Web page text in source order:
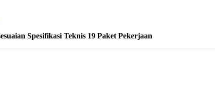
Spesifikasi Teknis 19 Paket Pekerjaan